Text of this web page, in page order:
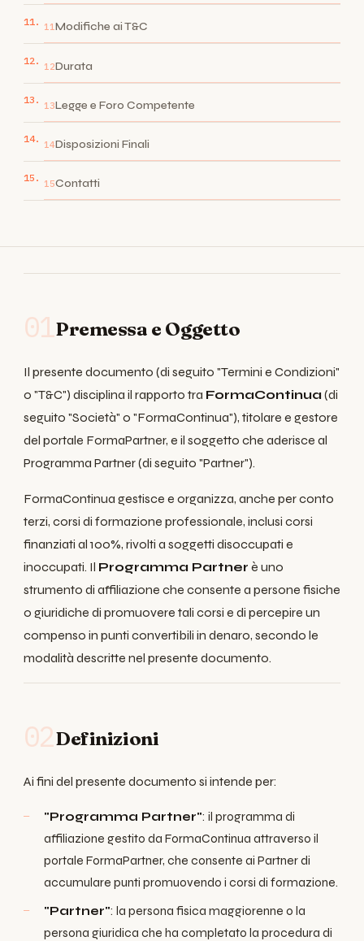
11Modifiche ai T&C
12Durata
13Legge e Foro Competente
14Disposizioni Finali
15Contatti
01Premessa e Oggetto
Il presente documento (di seguito "Termini e Condizioni"
o "T&C") disciplina il rapporto tra FormaContinua(di
seguito "Società" o "FormaContinua"), titolare e gestore
del portale FormaPartner, e il soggetto che aderisce al
Programma Partner (di seguito "Partner").
FormaContinua gestisce e organizza, anche per conto
terzi, corsi di formazione professionale, inclusi corsi
finanziati al 100%, rivolti a soggetti disoccupati e
inoccupati. Il Programma Partner è uno
strumento di affiliazione che consente a persone fisiche
o giuridiche di promuovere tali corsi e di percepire un
compenso in punti convertibili in denaro, secondo le
modalità descritte nel presente documento.
02Definizioni
Ai fini del presente documento si intende per:
"Programma Partner": il programma di
affiliazione gestito da FormaContinua attraverso il
portale FormaPartner, che consente ai Partner di
accumulare punti promuovendo i corsi di formazione.
"Partner": la persona fisica maggiorenne o la
persona giuridica che ha completato la procedura di